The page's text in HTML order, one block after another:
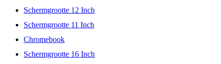
Schermgrootte 12 Inch
Schermgrootte 11 Inch
Chromebook
Schermgrootte 16 Inch